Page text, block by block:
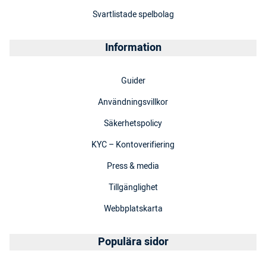
Svartlistade spelbolag
Information
Guider
Användningsvillkor
Säkerhetspolicy
KYC – Kontoverifiering
Press & media
Tillgänglighet
Webbplatskarta
Populära sidor